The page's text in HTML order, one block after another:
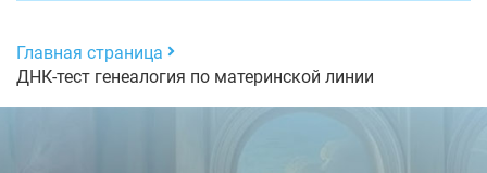
Главная страница
ДНК-тест генеалогия по материнской линии